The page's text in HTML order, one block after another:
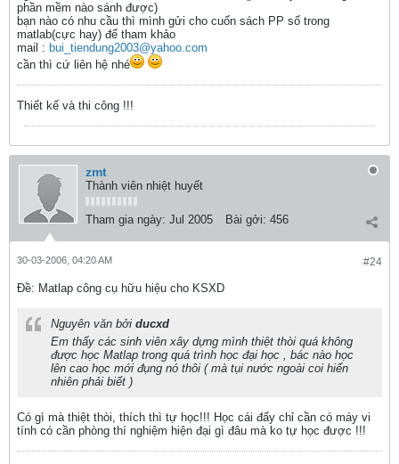
phần mềm nào sánh được)
bạn nào có nhu cầu thì mình gửi cho cuốn sách PP số trong
matlab(cực hay) để tham khảo
mail : bui_tiendung2003@yahoo.com
cần thì cứ liên hệ nhé
Thiết kế và thi công !!!
zmt
Thành viên nhiệt huyết
Tham gia ngày: Jul 2005 Bài gởi: 456
#24
30-03-2006, 04:20 AM
Ðề: Matlap công cụ hữu hiệu cho KSXD
Nguyên văn bởi ducxd
Em thấy các sinh viên xây dựng mình thiệt thòi quá không
được học Matlap trong quá trình học đại học , bác nào học
lên cao học mới đụng nó thôi ( mà tụi nước ngoài coi hiển
nhiên phải biết )
Có gì mà thiệt thòi, thích thì tự học!!! Học cái đấy chỉ cần có máy vi
tính có cần phòng thí nghiệm hiện đại gì đâu mà ko tự học được !!!